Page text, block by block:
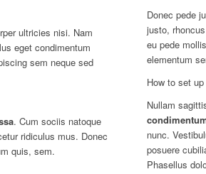
ultricies nisi. Nam
eget condimentum
sem neque sed
. Cum sociis natoque
ridiculus mus. Donec
quis, sem.
Donec pede
justo,
eu pede
elementum
How to set
Nullam
nunc.
posuere
Phasellus